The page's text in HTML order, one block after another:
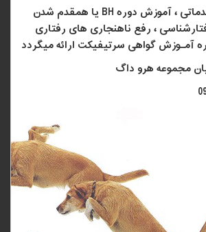
، آموزش دوره
یا همقدم شدن
، رفع ناهنجاری های رفتاری
آمـوزش گواهی سرتیفیکت ارائه میگردد
مجموعه هرو داگ